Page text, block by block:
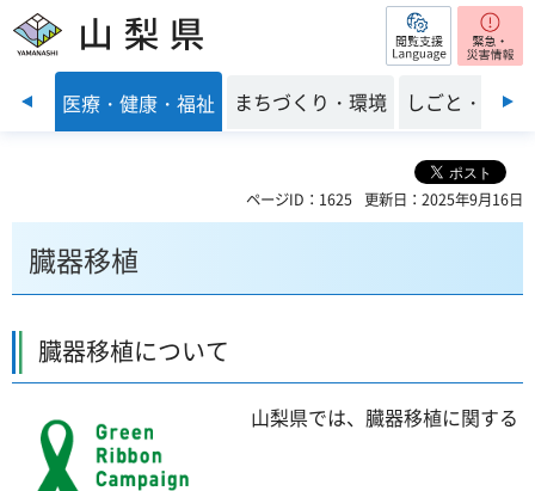
山梨県 閲覧支援
て 医療・健康・福祉 まちづくり・環境 しごと・産業
ページID：1625 更新日：2025年9月16日
臓器移植
臓器移植について
山梨県では、臓器移植に関する